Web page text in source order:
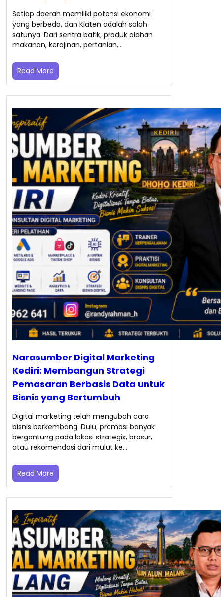
Setiap daerah memiliki potensi ekonomi
yang berbeda, dan Klaten adalah salah
satunya. Dari sentra batik, produk olahan
makanan, kerajinan, pertanian,…
Read More
Narasumber Digital Marketing
Kediri: Membangun Strategi
Pemasaran Berbasis Data untuk
Bisnis yang Bertumbuh
Digital marketing telah mengubah cara
bisnis berkembang. Dulu, promosi banyak
bergantung pada lokasi strategis, brosur,
atau rekomendasi dari mulut ke…
Read More